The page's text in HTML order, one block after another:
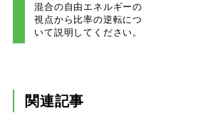
混合の自由エネルギーの
視点から比率の逆転につ
いて説明してください。
関連記事